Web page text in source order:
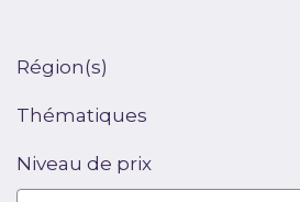
Région(s)
Thématiques
Niveau de prix